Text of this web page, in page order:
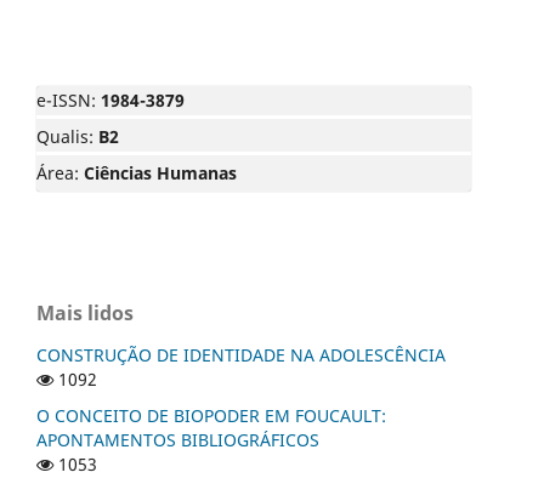
e-ISSN: 1984-3879
Qualis: B2
Área: Ciências Humanas
Mais lidos
CONSTRUÇÃO DE IDENTIDADE NA ADOLESCÊNCIA
1092
O CONCEITO DE BIOPODER EM FOUCAULT:
APONTAMENTOS BIBLIOGRÁFICOS
1053